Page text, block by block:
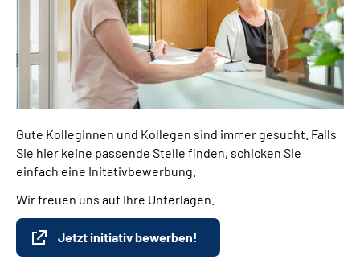
Gute Kolleginnen und Kollegen sind immer gesucht. Falls
Sie hier keine passende Stelle finden, schicken Sie
einfach eine Initativbewerbung.
Wir freuen uns auf Ihre Unterlagen.
Jetzt initiativ bewerben!